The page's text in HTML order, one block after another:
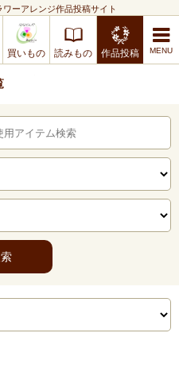
ワーアレンジ作品投稿サイト
買いもの 読みもの 作品投稿